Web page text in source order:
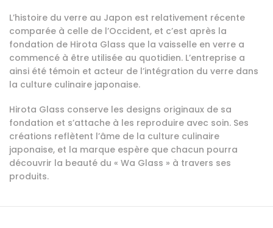
L’histoire du verre au Japon est relativement récente
comparée à celle de l’Occident, et c’est après la
fondation de Hirota Glass que la vaisselle en verre a
commencé à être utilisée au quotidien. L’entreprise a
ainsi été témoin et acteur de l’intégration du verre dans
la culture culinaire japonaise.
Hirota Glass conserve les designs originaux de sa
fondation et s’attache à les reproduire avec soin. Ses
créations reflètent l’âme de la culture culinaire
japonaise, et la marque espère que chacun pourra
découvrir la beauté du « Wa Glass » à travers ses
produits.